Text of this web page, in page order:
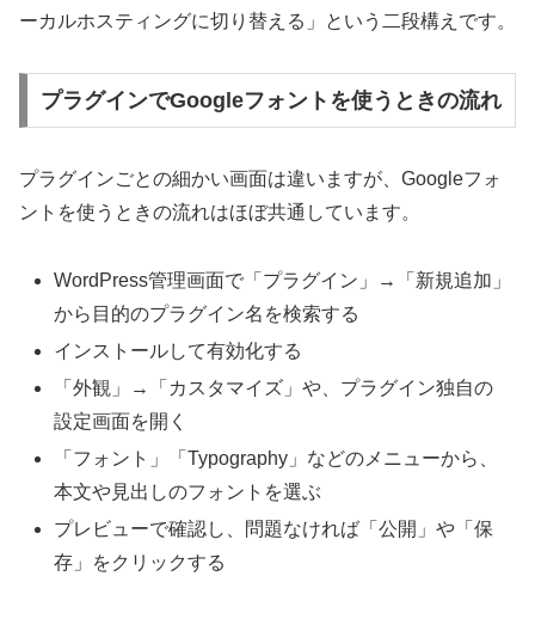
ーカルホスティングに切り替える」という二段構えです。
プラグインでGoogleフォントを使うときの流れ
プラグインごとの細かい画面は違いますが、Googleフォ
ントを使うときの流れはほぼ共通しています。
WordPress管理画面で「プラグイン」→「新規追加」
から目的のプラグイン名を検索する
インストールして有効化する
「外観」→「カスタマイズ」や、プラグイン独自の
設定画面を開く
「フォント」「Typography」などのメニューから、
本文や見出しのフォントを選ぶ
プレビューで確認し、問題なければ「公開」や「保
存」をクリックする